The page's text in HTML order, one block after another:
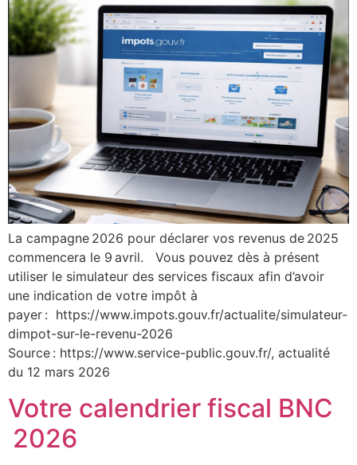
La campagne 2026 pour déclarer vos revenus de 2025
commencera le 9 avril. Vous pouvez dès à présent
utiliser le simulateur des services fiscaux afin d’avoir
une indication de votre impôt à
payer : https://www.impots.gouv.fr/actualite/simulateur-
dimpot-sur-le-revenu-2026
Source : https://www.service-public.gouv.fr/, actualité
du 12 mars 2026
Votre calendrier fiscal BNC
2026